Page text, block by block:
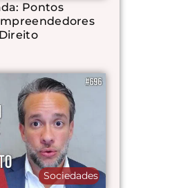
Pontos
Sociedades